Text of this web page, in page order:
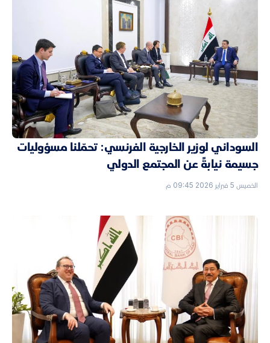
السوداني لوزير الخارجية الفرنسي: تحمّلنا مسؤوليات
جسيمة نيابةً عن المجتمع الدولي
الخميس 5 فبراير 2026 09:45 م